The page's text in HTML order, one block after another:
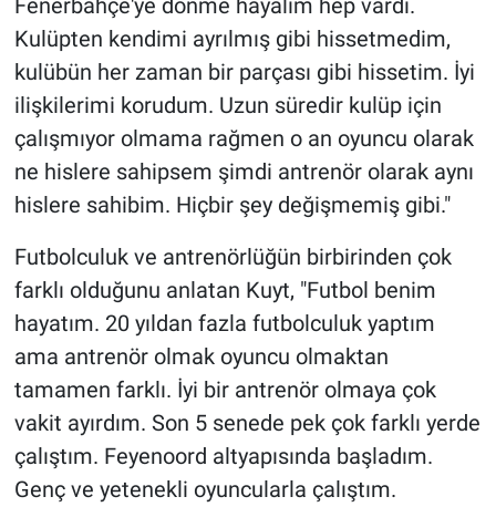
Fenerbahçe'ye dönme hayalim hep vardı.
Kulüpten kendimi ayrılmış gibi hissetmedim,
kulübün her zaman bir parçası gibi hissetim. İyi
ilişkilerimi korudum. Uzun süredir kulüp için
çalışmıyor olmama rağmen o an oyuncu olarak
ne hislere sahipsem şimdi antrenör olarak aynı
hislere sahibim. Hiçbir şey değişmemiş gibi."
Futbolculuk ve antrenörlüğün birbirinden çok
farklı olduğunu anlatan Kuyt, "Futbol benim
hayatım. 20 yıldan fazla futbolculuk yaptım
ama antrenör olmak oyuncu olmaktan
tamamen farklı. İyi bir antrenör olmaya çok
vakit ayırdım. Son 5 senede pek çok farklı yerde
çalıştım. Feyenoord altyapısında başladım.
Genç ve yetenekli oyuncularla çalıştım.